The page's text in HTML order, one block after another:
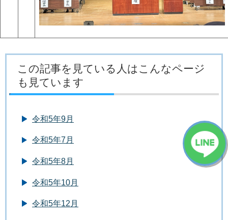
この記事を見ている人はこんなページ
も見ています
令和5年9月
令和5年7月
令和5年8月
令和5年10月
令和5年12月